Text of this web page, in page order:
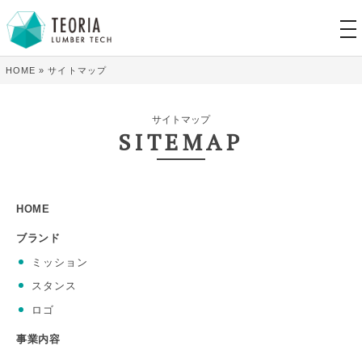
HOME »サイトマップ
サイトマップ
SITEMAP
HOME
ブランド
ミッション
スタンス
ロゴ
事業内容